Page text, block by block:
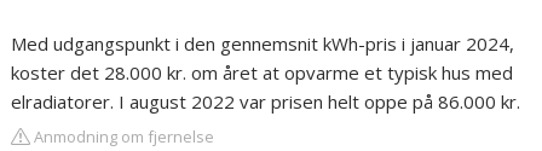
Med udgangspunkt i den gennemsnit kWh-pris i januar 2024,
koster det 28.000 kr. om året at opvarme et typisk hus med
elradiatorer. I august 2022 var prisen helt oppe på 86.000 kr.
Anmodning om fjernelse